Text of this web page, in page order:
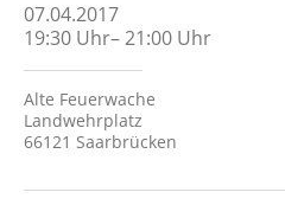
07.04.2017
19:30 Uhr–21:00 Uhr
Alte Feuerwache
Landwehrplatz
66121 Saarbrücken